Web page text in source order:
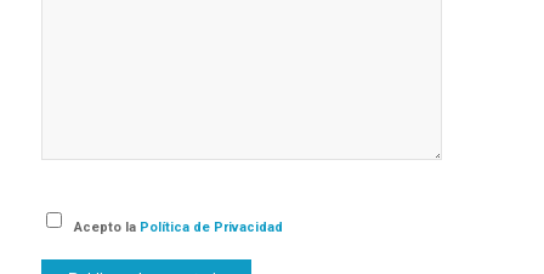
Acepto la Política de Privacidad